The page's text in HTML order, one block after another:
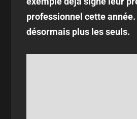
professionnel cette
désormais plus les seuls.